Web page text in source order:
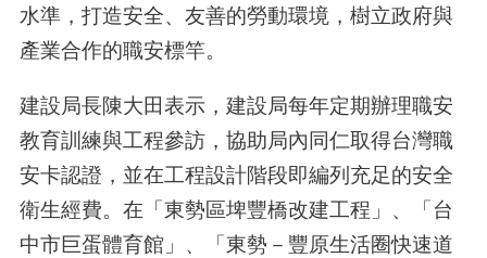
水準，打造安全、友善的勞動環境，樹立政府與
產業合作的職安標竿。
建設局長陳大田表示，建設局每年定期辦理職安
教育訓練與工程參訪，協助局內同仁取得台灣職
安卡認證，並在工程設計階段即編列充足的安全
衛生經費。在「東勢區埤豐橋改建工程」、「台
中市巨蛋體育館」、「東勢－豐原生活圈快速道